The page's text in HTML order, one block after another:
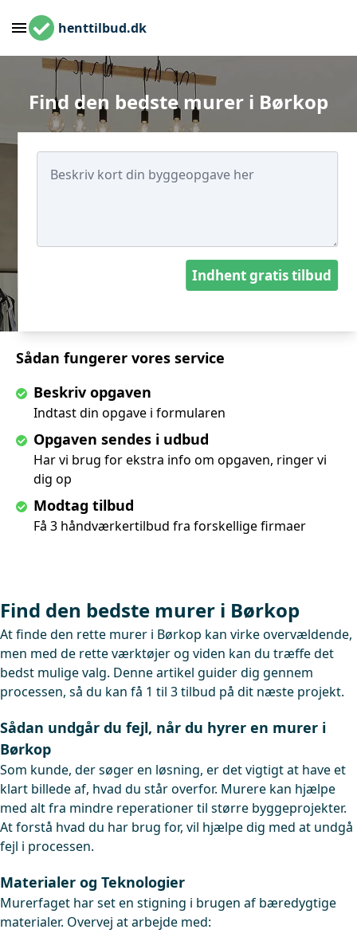
henttilbud.dk
Find den bedste murer i Børkop
Sådan fungerer vores service
Beskriv opgaven
Indtast din opgave i formularen
Opgaven sendes i udbud
Har vi brug for ekstra info om opgaven, ringer vi
dig op
Modtag tilbud
Få 3 håndværkertilbud fra forskellige firmaer
Indhent gratis tilbud
Find den bedste murer i Børkop
At finde den rette murer i Børkop kan virke overvældende,
men med de rette værktøjer og viden kan du træffe det
bedst mulige valg. Denne artikel guider dig gennem
processen, så du kan få 1 til 3 tilbud på dit næste projekt.
Sådan undgår du fejl, når du hyrer en murer i
Børkop
Som kunde, der søger en løsning, er det vigtigt at have et
klart billede af, hvad du står overfor. Murere kan hjælpe
med alt fra mindre reperationer til større byggeprojekter.
At forstå hvad du har brug for, vil hjælpe dig med at undgå
fejl i processen.
Materialer og Teknologier
Murerfaget har set en stigning i brugen af bæredygtige
materialer. Overvej at arbejde med: